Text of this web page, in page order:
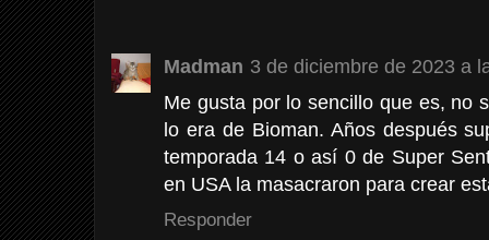
Madman 3 de diciembre de 2023 a
Me gusta por lo sencillo que es, no
lo era de Bioman. Años después
temporada 14 o así 0 de Super
en USA la masacraron para crear
Responder